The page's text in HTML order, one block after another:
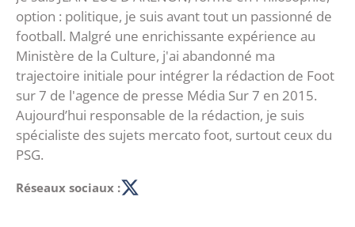
option : politique, je suis avant tout un passionné de
football. Malgré une enrichissante expérience au
Ministère de la Culture, j'ai abandonné ma
trajectoire initiale pour intégrer la rédaction de Foot
sur 7 de l'agence de presse Média Sur 7 en 2015.
Aujourd’hui responsable de la rédaction, je suis
spécialiste des sujets mercato foot, surtout ceux du
PSG.
Réseaux sociaux :